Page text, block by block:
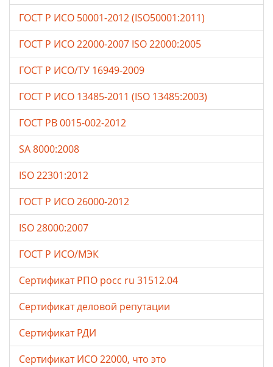
ГОСТ Р ИСО 50001-2012 (ISO50001:2011)
ГОСТ Р ИСО 22000-2007 ISO 22000:2005
ГОСТ Р ИСО/ТУ 16949-2009
ГОСТ Р ИСО 13485-2011 (ISO 13485:2003)
ГОСТ РВ 0015-002-2012
SA 8000:2008
ISO 22301:2012
ГОСТ Р ИСО 26000-2012
ISO 28000:2007
ГОСТ Р ИСО/МЭК
Сертификат РПО росс ru 31512.04
Сертификат деловой репутации
Сертификат РДИ
Сертификат ИСО 22000, что это